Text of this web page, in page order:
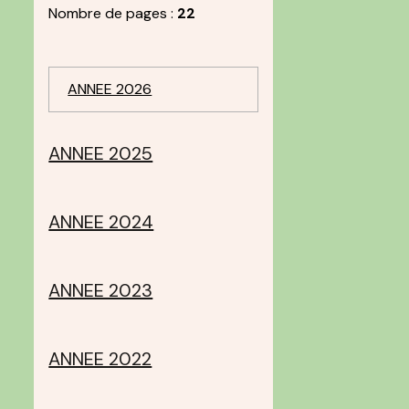
Nombre de pages : 22
ANNEE 2026
ANNEE 2025
ANNEE 2024
ANNEE 2023
ANNEE 2022